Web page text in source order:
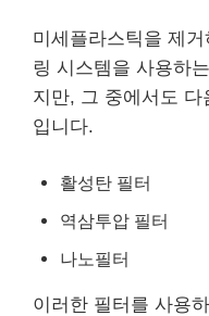
미세플라스틱을 제
링 시스템을 사용하
지만, 그 중에서도
입니다.
활성탄 필터
역삼투압 필터
나노필터
이러한 필터를 사용